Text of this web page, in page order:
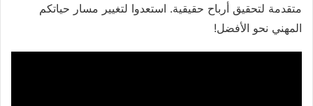
متقدمة لتحقيق أرباح حقيقية. استعدوا لتغيير مسار حياتكم
المهني نحو الأفضل!